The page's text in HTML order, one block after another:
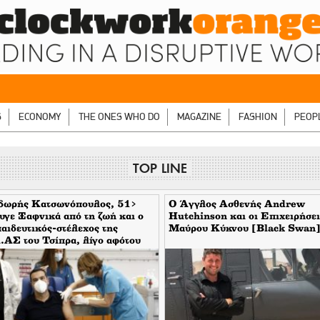
ECONOMY THE ONES WHO DO MAGAZINE FASHION
TOP LINE
Κατσωνόπουλος, 51>
Ξαφνικά από τη ζωή και ο
στέλεχος της
του Τσίπρα, λίγο αφότου
ξαφνικά και ο Ανδρέας
55 του Mέρα25
Ο Άγγλος Ασθενής Andrew
Hutchinson και οι
Μαύρου Κύκνου [Black Swan]